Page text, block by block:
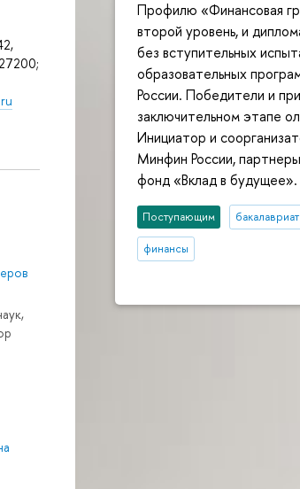
Профилю «Финансовая
второй уровень, и
без вступительных
образовательных
России. Победители и
заключительном этапе
Инициатор и
Минфин России,
фонд «Вклад в будущее».
Поступающим бакалавриат
финансы